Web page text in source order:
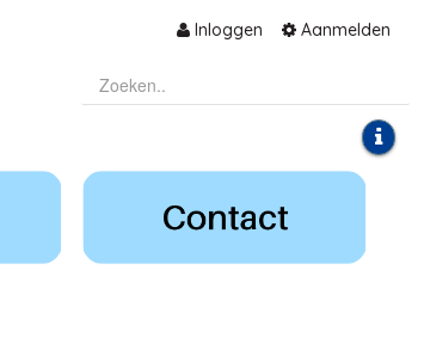
Inloggen Aanmelden